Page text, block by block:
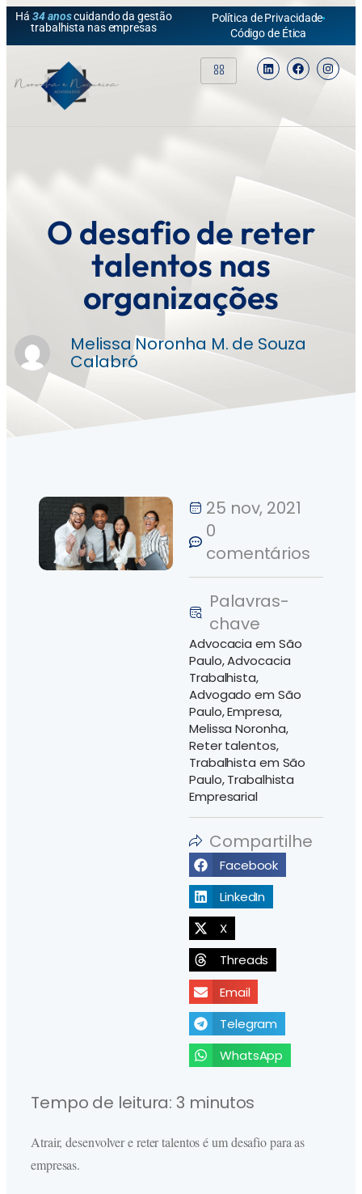
Há34 anoscuidando da gestão
trabalhista nas empresas
Política de Privacidade
Código de Ética
O desafio de reter
talentos nas
organizações
Melissa Noronha M. de Souza
Calabró
25 nov, 2021
0
comentários
Palavras-
chave
Advocacia em São
Paulo,Advocacia
Trabalhista,
Advogado em São
Paulo,Empresa,
Melissa Noronha,
Reter talentos,
Trabalhista em São
Paulo,Trabalhista
Empresarial
Compartilhe
Facebook
LinkedIn
X
Threads
Email
Telegram
WhatsApp
Tempo de leitura:3 minutos
Atrair, desenvolver e reter talentos é um desafio para as
empresas.